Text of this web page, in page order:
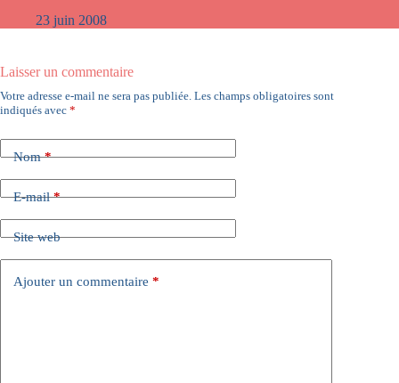
23 juin 2008
Laisser un commentaire
Votre adresse e-mail ne sera pas publiée. Les champs obligatoires sont
indiqués avec *
Nom*
E-mail*
Site web
Ajouter un commentaire *